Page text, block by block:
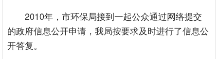
2010年，市环保局接到一起公众通过网络提交
的政府信息公开申请，我局按要求及时进行了信息公
开答复。